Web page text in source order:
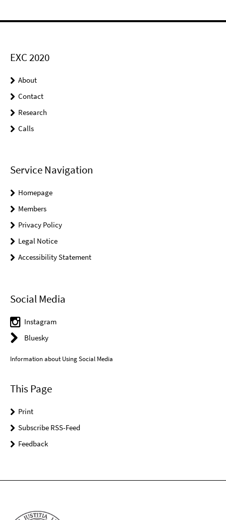
EXC 2020
About
Contact
Research
Calls
Service Navigation
Homepage
Members
Privacy Policy
Legal Notice
Accessibility Statement
Social Media
Instagram
Bluesky
Information about Using Social Media
This Page
Print
Subscribe RSS-Feed
Feedback